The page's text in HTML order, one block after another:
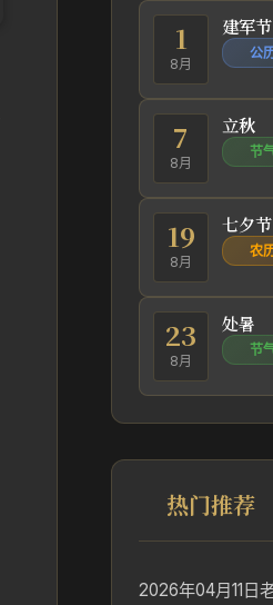
1
8月
建军节
公
7
8月
立秋
节
19
8月
七夕节
农
23
8月
处暑
节
热门推荐